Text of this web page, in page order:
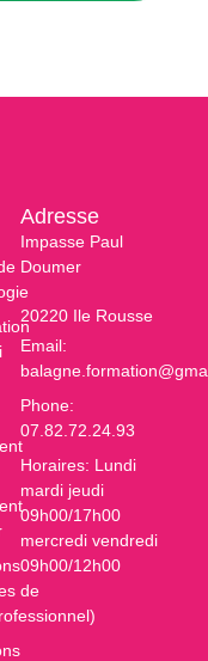
de
Adresse
Impasse Paul
Doumer
20220 Ile Rousse
Email:
Phone:
07.82.72.24.93
Horaires: Lundi
mardi jeudi
09h00/17h00
mercredi vendredi
09h00/12h00